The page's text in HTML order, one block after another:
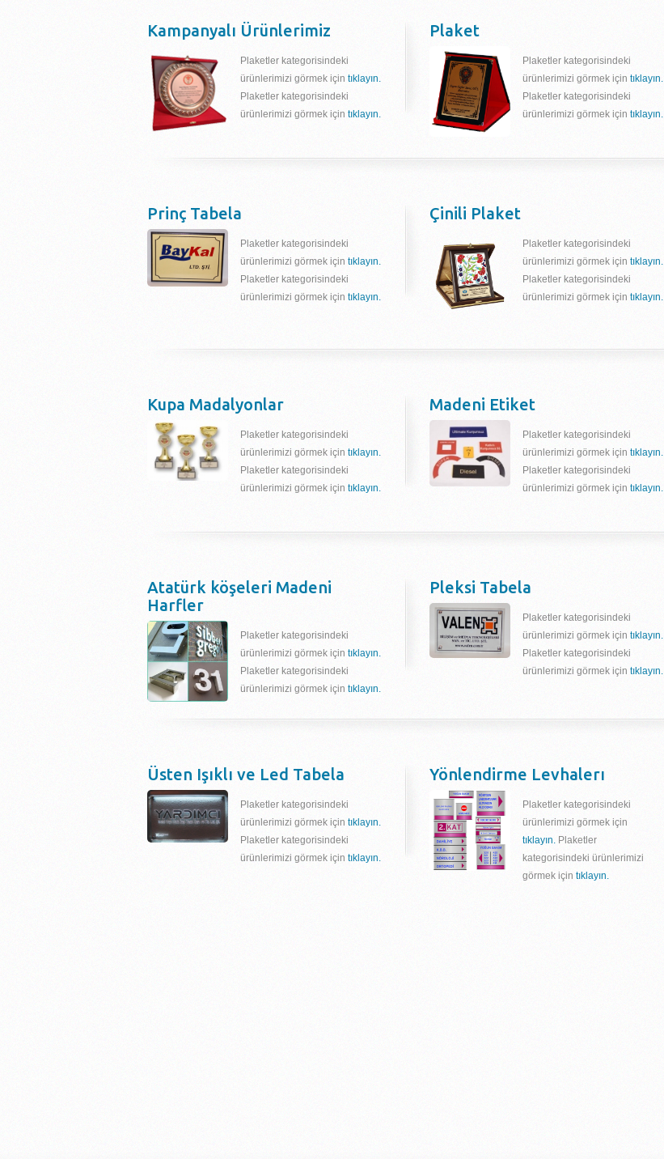
Kampanyalı Ürünlerimiz
Plaketler kategorisindeki
ürünlerimizi görmek için tıklayın.
Plaketler kategorisindeki
ürünlerimizi görmek için tıklayın.
Plaket
Plaketler kategorisindeki
ürünlerimizi görmek için tıklayın.
Plaketler kategorisindeki
ürünlerimizi görmek için tıklayın.
Prinç Tabela
Plaketler kategorisindeki
ürünlerimizi görmek için tıklayın.
Plaketler kategorisindeki
ürünlerimizi görmek için tıklayın.
Çinili Plaket
Plaketler kategorisindeki
ürünlerimizi görmek için tıklayın.
Plaketler kategorisindeki
ürünlerimizi görmek için tıklayın.
Kupa Madalyonlar
Plaketler kategorisindeki
ürünlerimizi görmek için tıklayın.
Plaketler kategorisindeki
ürünlerimizi görmek için tıklayın.
Madeni Etiket
Plaketler kategorisindeki
ürünlerimizi görmek için tıklayın.
Plaketler kategorisindeki
ürünlerimizi görmek için tıklayın.
Atatürk köşeleri Madeni
Harfler
Plaketler kategorisindeki
ürünlerimizi görmek için tıklayın.
Plaketler kategorisindeki
ürünlerimizi görmek için tıklayın.
Pleksi Tabela
Plaketler kategorisindeki
ürünlerimizi görmek için tıklayın.
Plaketler kategorisindeki
ürünlerimizi görmek için tıklayın.
Üsten Işıklı ve Led Tabela
Plaketler kategorisindeki
ürünlerimizi görmek için tıklayın.
Plaketler kategorisindeki
ürünlerimizi görmek için tıklayın.
Yönlendirme Levhalerı
Plaketler kategorisindeki
ürünlerimizi görmek için
tıklayın. Plaketler
kategorisindeki ürünlerimizi
görmek için tıklayın.